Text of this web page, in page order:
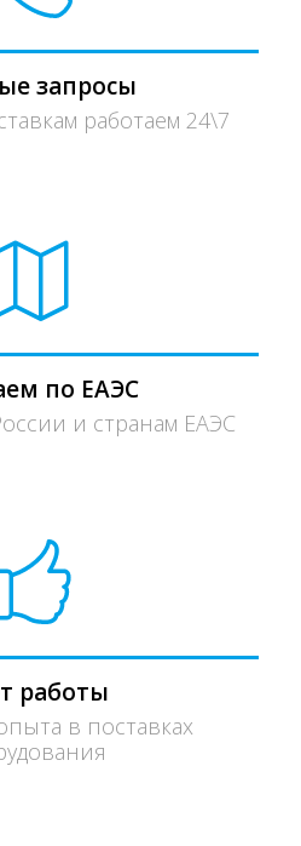
запросы
работаем 24\7
по ЕАЭС
и странам ЕАЭС
работы
в поставках